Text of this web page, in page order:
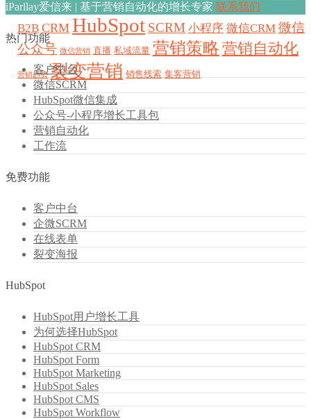
B2B CRM HubSpot SCRM 小程序 微信CRM 微信
公众号 微信营销 直播 私域流量 营销策略 营销自动化
营销趋势 裂变营销 销售线索 集客营销
iParllay爱信来 | 基于营销自动化的增长专家 联系我们
热门功能
客户中台
微信SCRM
HubSpot微信集成
公众号-小程序增长工具包
营销自动化
工作流
免费功能
客户中台
企微SCRM
在线表单
裂变海报
HubSpot
HubSpot用户增长工具
为何选择HubSpot
HubSpot CRM
HubSpot Form
HubSpot Marketing
HubSpot Sales
HubSpot CMS
HubSpot Workflow